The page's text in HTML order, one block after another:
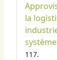
la
117.